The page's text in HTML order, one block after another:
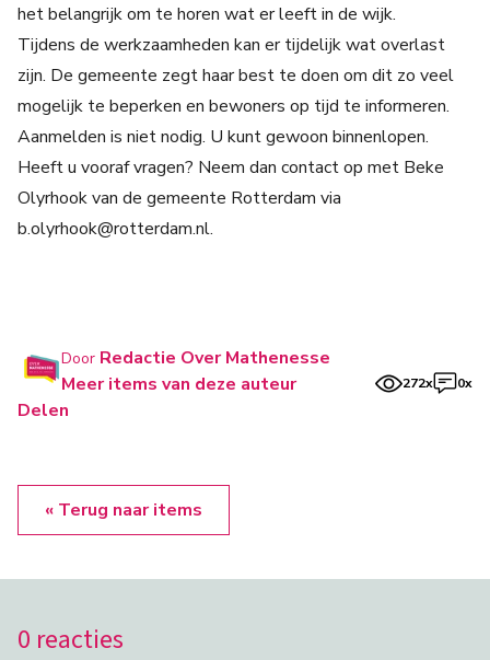
het belangrijk om te horen wat er leeft in de wijk.
Tijdens de werkzaamheden kan er tijdelijk wat overlast
zijn. De gemeente zegt haar best te doen om dit zo veel
mogelijk te beperken en bewoners op tijd te informeren.
Aanmelden is niet nodig. U kunt gewoon binnenlopen.
Heeft u vooraf vragen? Neem dan contact op met Beke
Olyrhook van de gemeente Rotterdam via
b.olyrhook@rotterdam.nl.
Door Redactie Over Mathenesse
Meer items van deze auteur
272x 0x
Delen
« Terug naar items
0 reacties